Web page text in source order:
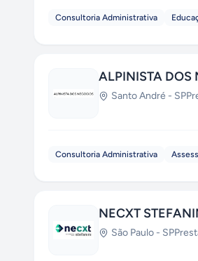
treinamento,
Consultoria Administrativa
ALPINISTA DOS
Santo André - SP
Consultoria Administrativa
NECXT
São Paulo - SP